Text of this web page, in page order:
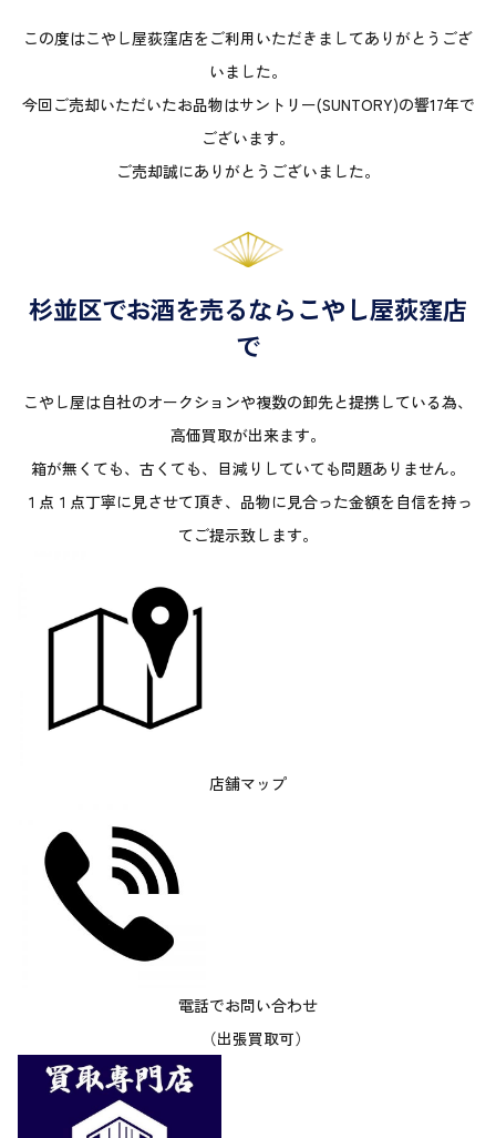
この度はこやし屋荻窪店をご利用いただきましてありがとうござ
いました。
今回ご売却いただいたお品物はサントリー(SUNTORY)の響17年で
ございます。
ご売却誠にありがとうございました。
杉並区でお酒を売るならこやし屋荻窪店
で
こやし屋は自社のオークションや複数の卸先と提携している為、
高価買取が出来ます。
箱が無くても、古くても、目減りしていても問題ありません。
１点１点丁寧に見させて頂き、品物に見合った金額を自信を持っ
てご提示致します。
店舗マップ
電話でお問い合わせ
（出張買取可）